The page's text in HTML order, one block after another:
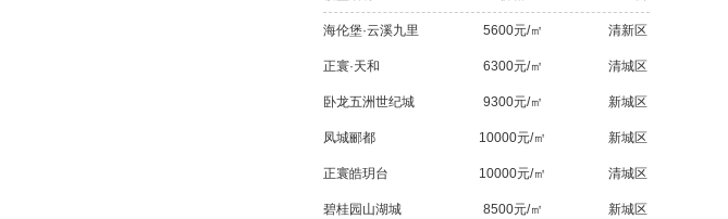
海伦堡·云溪九里 5600元/㎡ 清新区
正寰·天和 6300元/㎡ 清城区
卧龙五洲世纪城 9300元/㎡ 新城区
凤城郦都 10000元/㎡ 新城区
正寰皓玥台 10000元/㎡ 清城区
碧桂园山湖城 8500元/㎡ 新城区